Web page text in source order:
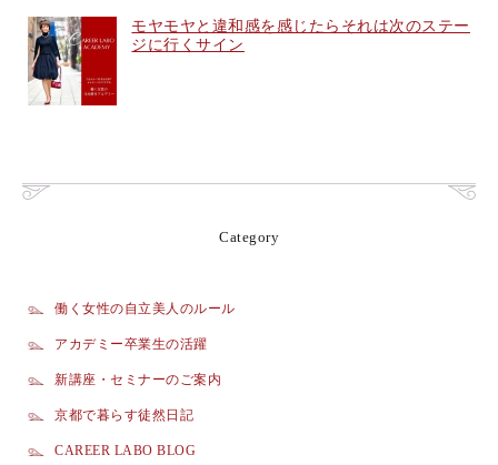
モヤモヤと違和感を感じたらそれは次のステー
ジに行くサイン
Category
働く女性の自立美人のルール
アカデミー卒業生の活躍
新講座・セミナーのご案内
京都で暮らす徒然日記
CAREER LABO BLOG